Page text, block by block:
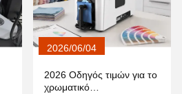
2026/06/04
2026 Οδηγός τιμών για το
χρωματικό